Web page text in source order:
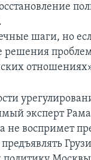
шаги, но
решения
эксперт
не воспримет